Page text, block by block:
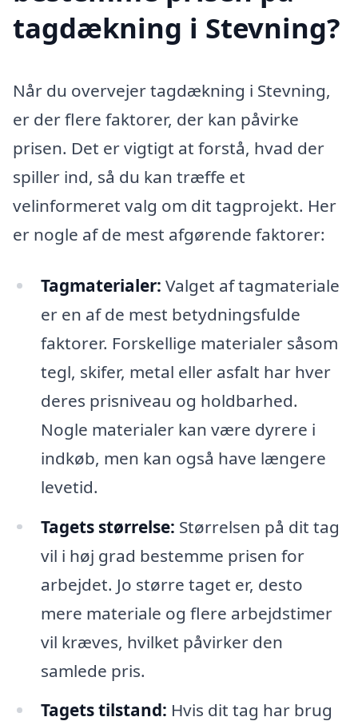
tagdækning i Stevning?
Når du overvejer tagdækning i Stevning,
er der flere faktorer, der kan påvirke
prisen. Det er vigtigt at forstå, hvad der
spiller ind, så du kan træffe et
velinformeret valg om dit tagprojekt. Her
er nogle af de mest afgørende faktorer:
Tagmaterialer: Valget af tagmateriale
er en af de mest betydningsfulde
faktorer. Forskellige materialer såsom
tegl, skifer, metal eller asfalt har hver
deres prisniveau og holdbarhed.
Nogle materialer kan være dyrere i
indkøb, men kan også have længere
levetid.
Tagets størrelse: Størrelsen på dit tag
vil i høj grad bestemme prisen for
arbejdet. Jo større taget er, desto
mere materiale og flere arbejdstimer
vil kræves, hvilket påvirker den
samlede pris.
Tagets tilstand: Hvis dit tag har brug